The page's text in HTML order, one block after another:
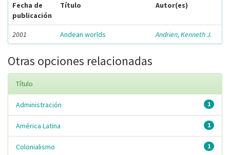
Fecha de
publicación
Título Autor(es)
2001 Andean worlds Andrien, Kenneth J.
Otras opciones relacionadas
Título
1
Administración
1
América Latina
1
Colonialismo